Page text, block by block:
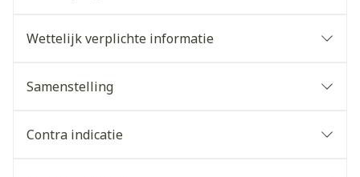
Wettelijk verplichte informatie
Samenstelling
Contra indicatie